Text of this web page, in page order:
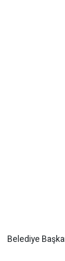
Belediye